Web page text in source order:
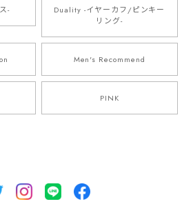
-
Duality -イヤーカフ/ピンキー
リング-
Men's Recommend
PINK